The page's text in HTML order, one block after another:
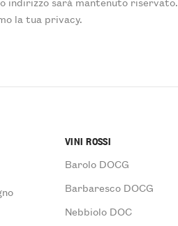
la tua privacy.
VINI ROSSI
Barolo DOCG
Barbaresco DOCG
Nebbiolo DOC